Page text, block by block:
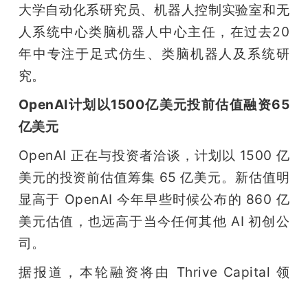
题
搞
大学自动化系研究员、机器人控制实验室和无
人系统中心类脑机器人中心主任，在过去20
年中专注于足式仿生、类脑机器人及系统研
究。
OpenAI计划以1500亿美元投前估值融资65
亿美元
OpenAI 正在与投资者洽谈，计划以 1500 亿
美元的投资前估值筹集 65 亿美元。新估值明
显高于 OpenAI 今年早些时候公布的 860 亿
美元估值，也远高于当今任何其他 AI 初创公
司。
据报道，本轮融资将由 Thrive Capital 领